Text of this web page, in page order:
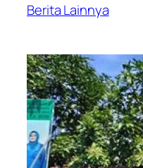
Berita Lainnya